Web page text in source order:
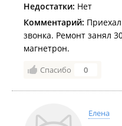
Недостатки: Нет
Комментарий:
звонка. Ремонт занял
магнетрон.
Спасибо 0
Елена